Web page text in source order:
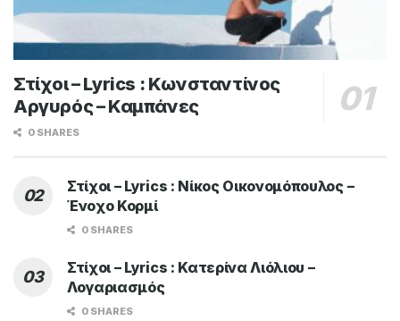
Στίχοι – Lyrics : Κωνσταντίνος
Αργυρός – Καμπάνες
0 SHARES
Στίχοι – Lyrics : Νίκος Οικονομόπουλος –
Ένοχο Κορμί
0 SHARES
Στίχοι – Lyrics : Κατερίνα Λιόλιου –
Λογαριασμός
0 SHARES